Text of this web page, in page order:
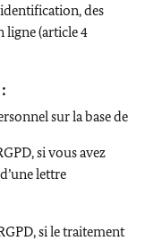
des
ligne (article 4
sur la base de
si vous avez
lettre
si le traitement